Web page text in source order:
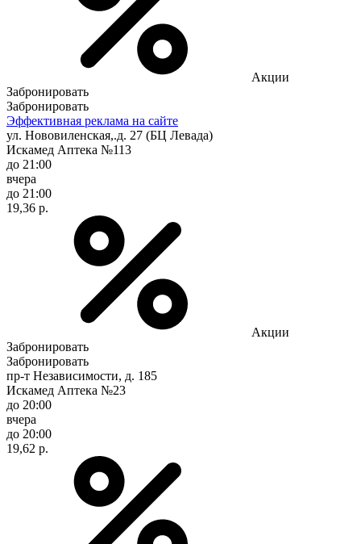
Акции
Забронировать
Забронировать
Эффективная реклама на сайте
ул. Нововиленская,.д. 27 (БЦ Левада)
Искамед Аптека №113
до 21:00
вчера
до 21:00
19,36 р.
Акции
Забронировать
Забронировать
пр-т Независимости, д. 185
Искамед Аптека №23
до 20:00
вчера
до 20:00
19,62 р.